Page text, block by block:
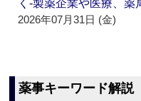
く‐製薬企業や医療、
2026年07月31日 (金)
薬事キーワード解説